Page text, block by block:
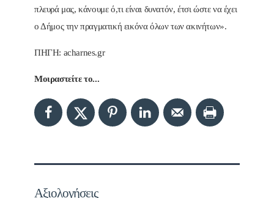
πλευρά μας, κάνουμε ό,τι είναι δυνατόν, έτσι ώστε να έχει
ο Δήμος την πραγματική εικόνα όλων των ακινήτων».
ΠΗΓΗ: acharnes.gr
Μοιραστείτε το...
Αξιολογήσεις